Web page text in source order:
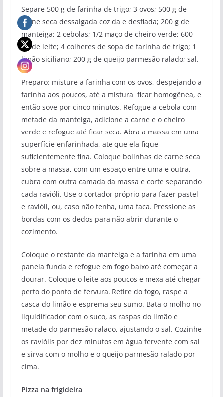
Separe 500 g de farinha de trigo; 3 ovos; 500 g de
carne seca dessalgada cozida e desfiada; 200 g de
manteiga; 2 cebolas; 1/2 maço de cheiro verde; 600
ml de leite; 4 colheres de sopa de farinha de trigo; 1
limão siciliano; 200 g de queijo parmesão ralado; sal.
Preparo: misture a farinha com os ovos, despejando a
farinha aos poucos, até a mistura ficar homogênea, e
então sove por cinco minutos. Refogue a cebola com
metade da manteiga, adicione a carne e o cheiro
verde e refogue até ficar seca. Abra a massa em uma
superfície enfarinhada, até que ela fique
suficientemente fina. Coloque bolinhas de carne seca
sobre a massa, com um espaço entre uma e outra,
cubra com outra camada da massa e corte separando
cada ravióli. Use o cortador próprio para fazer pastel
e ravióli, ou, caso não tenha, uma faca. Pressione as
bordas com os dedos para não abrir durante o
cozimento.
Coloque o restante da manteiga e a farinha em uma
panela funda e refogue em fogo baixo até começar a
dourar. Coloque o leite aos poucos e mexa até chegar
perto do ponto de fervura. Retire do fogo, raspe a
casca do limão e esprema seu sumo. Bata o molho no
liquidificador com o suco, as raspas do limão e
metade do parmesão ralado, ajustando o sal. Cozinhe
os raviólis por dez minutos em água fervente com sal
e sirva com o molho e o queijo parmesão ralado por
cima.
Pizza na frigideira